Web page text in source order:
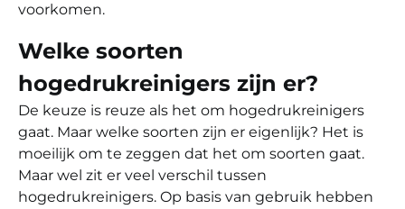
voorkomen.
Welke soorten
hogedrukreinigers zijn er?
De keuze is reuze als het om hogedrukreinigers
gaat. Maar welke soorten zijn er eigenlijk? Het is
moeilijk om te zeggen dat het om soorten gaat.
Maar wel zit er veel verschil tussen
hogedrukreinigers. Op basis van gebruik hebben